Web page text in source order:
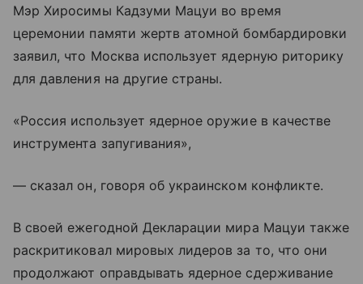
Мэр Хиросимы Кадзуми Мацуи во время
церемонии памяти жертв атомной бомбардировки
заявил, что Москва использует ядерную риторику
для давления на другие страны.
«Россия использует ядерное оружие в качестве
инструмента запугивания»,
— сказал он, говоря об украинском конфликте.
В своей ежегодной Декларации мира Мацуи также
раскритиковал мировых лидеров за то, что они
продолжают оправдывать ядерное сдерживание